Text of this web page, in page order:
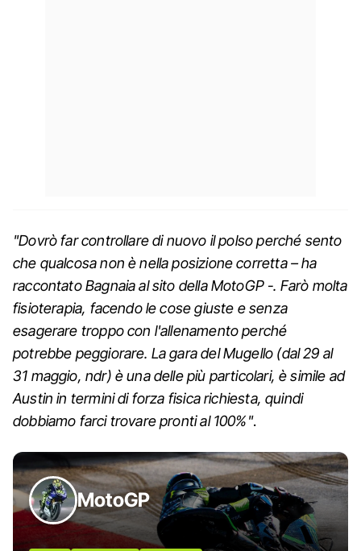
"Dovrò far controllare di nuovo il polso perché sento
che qualcosa non è nella posizione corretta – ha
raccontato Bagnaia al sito della MotoGP -. Farò molta
fisioterapia, facendo le cose giuste e senza
esagerare troppo con l'allenamento perché
potrebbe peggiorare. La gara del Mugello (dal 29 al
31 maggio, ndr) è una delle più particolari, è simile ad
Austin in termini di forza fisica richiesta, quindi
dobbiamo farci trovare pronti al 100%".
MotoGP